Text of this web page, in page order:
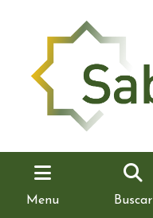
Menu Buscar